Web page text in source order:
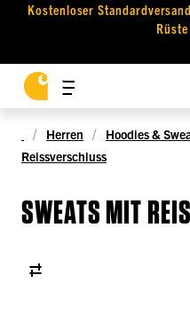
Kostenloser
Herren Hoodies &
Reissverschluss
SWEATS MIT